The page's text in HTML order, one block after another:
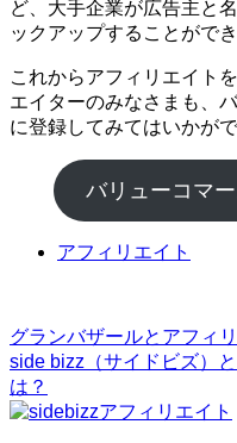
ど、大手企業が広告主と
ックアップすることができ
これからアフィリエイト
エイターのみなさまも、
に登録してみてはいかが
バリューコマ
アフィリエイト
グランバザールとアフィ
side bizz（サイドビズ）
は？